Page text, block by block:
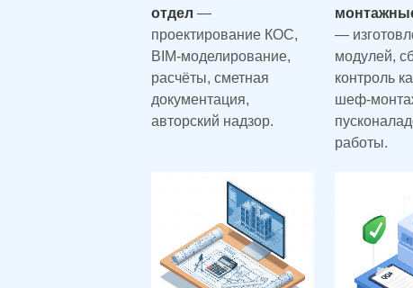
отдел —
проектирование КОС,
BIM-моделирование,
расчёты, сметная
документация,
авторский надзор.
—
модулей,
контроль
шеф-
работы.